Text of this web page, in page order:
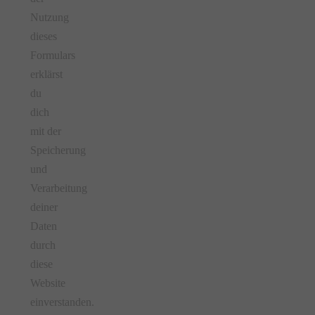
Nutzung
dieses
Formulars
erklärst
du
dich
mit der
Speicherung
und
Verarbeitung
deiner
Daten
durch
diese
Website
einverstanden.